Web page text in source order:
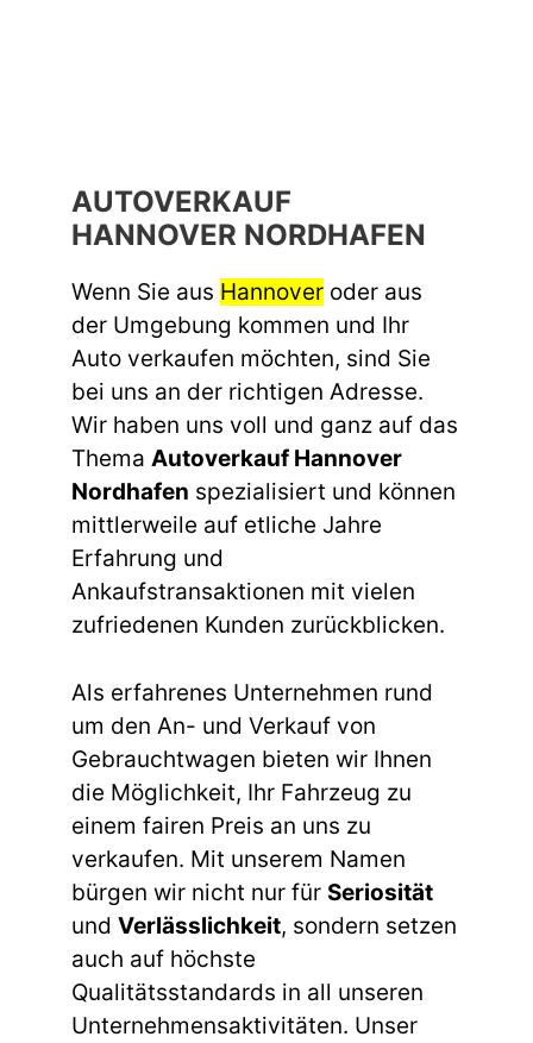
AUTOVERKAUF
HANNOVER NORDHAFEN
Wenn Sie aus Hannover oder aus
der Umgebung kommen und Ihr
Auto verkaufen möchten, sind Sie
bei uns an der richtigen Adresse.
Wir haben uns voll und ganz auf das
Thema Autoverkauf Hannover
Nordhafen spezialisiert und können
mittlerweile auf etliche Jahre
Erfahrung und
Ankaufstransaktionen mit vielen
zufriedenen Kunden zurückblicken.
Als erfahrenes Unternehmen rund
um den An- und Verkauf von
Gebrauchtwagen bieten wir Ihnen
die Möglichkeit, Ihr Fahrzeug zu
einem fairen Preis an uns zu
verkaufen. Mit unserem Namen
bürgen wir nicht nur für Seriosität
und Verlässlichkeit, sondern setzen
auch auf höchste
Qualitätsstandards in all unseren
Unternehmensaktivitäten. Unser